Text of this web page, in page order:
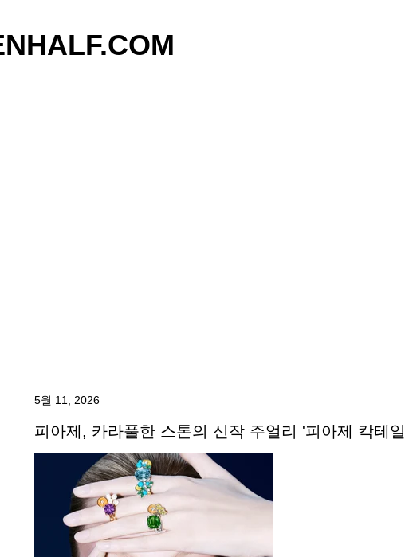
5월 11, 2026
피아제, 카라풀한 스톤의 신작 주얼리 '피아제 칵테